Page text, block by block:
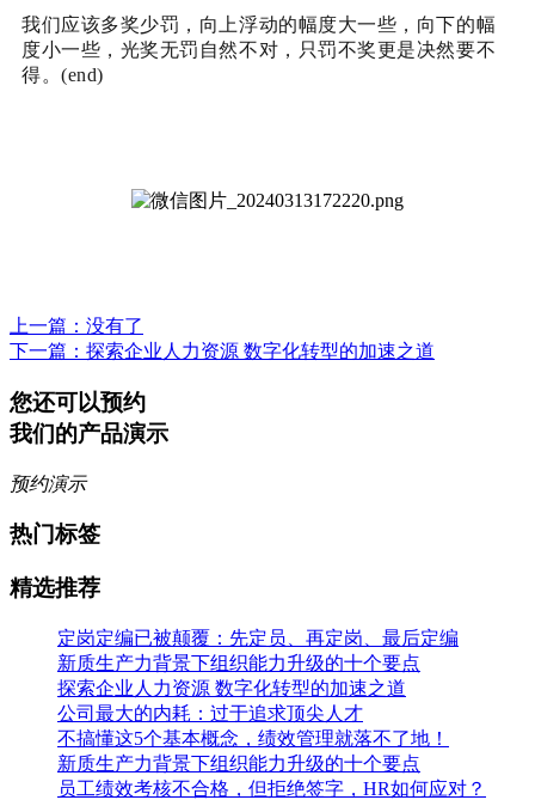
我们应该多奖少罚，向上浮动的幅度大一些，向下的幅
度小一些，光奖无罚自然不对，只罚不奖更是决然要不
得。(end)
上一篇 ：没有了
下一篇 ：探索企业人力资源 数字化转型的加速之道
您还可以预约
我们的产品演示
预约演示
热门标签
精选推荐
定岗定编已被颠覆：先定员、再定岗、最后定编
新质生产力背景下组织能力升级的十个要点
探索企业人力资源 数字化转型的加速之道
公司最大的内耗：过于追求顶尖人才
不搞懂这5个基本概念，绩效管理就落不了地！
新质生产力背景下组织能力升级的十个要点
员工绩效考核不合格，但拒绝签字，HR如何应对？